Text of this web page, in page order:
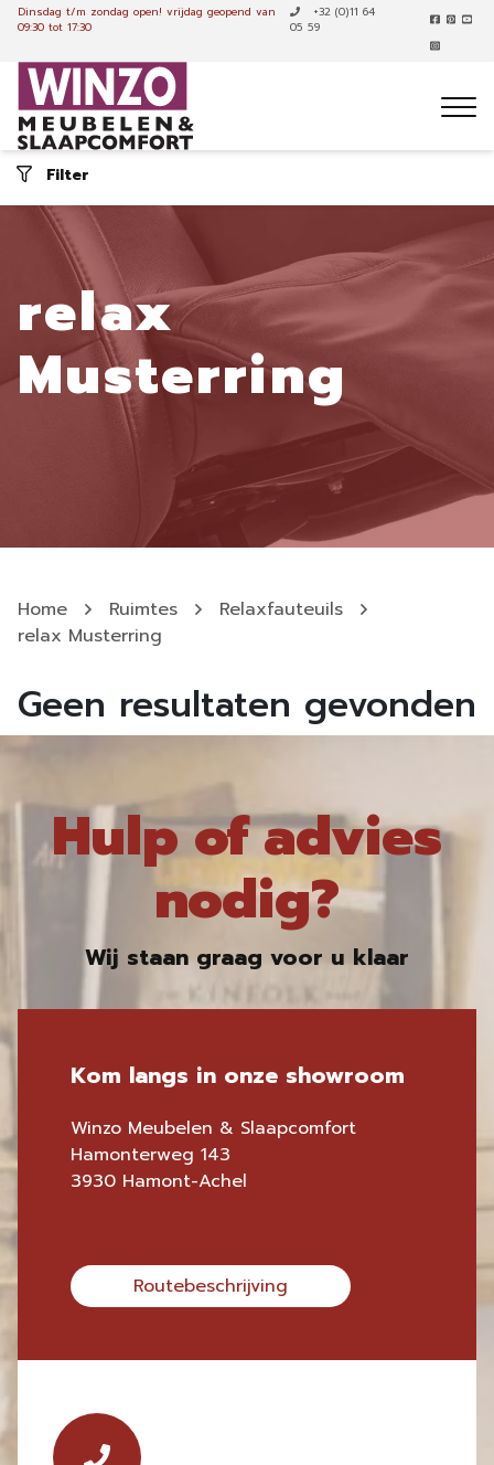
Dinsdag t/m zondag open! vrijdag geopend van
09:30 tot 17:30
+32 (0)11 64
05 59
relax
Musterring
Home Ruimtes
Relaxfauteuils
relax Musterring
Filter
Geen resultaten gevonden
Hulp of advies
nodig?
Wij staan graag voor u klaar
Kom langs in onze showroom
Winzo Meubelen & Slaapcomfort
Hamonterweg 143
3930 Hamont-Achel
Routebeschrijving